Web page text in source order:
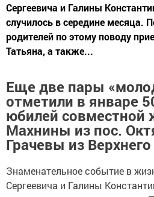
Сергеевича и Галины
случилось в середине месяца.
родителей по этому поводу
Татьяна, а также...
Еще две пары
отметили в январе
юбилей совместной
Махнины из пос.
Грачевы из
Знаменательное событие в
Сергеевича и Галины